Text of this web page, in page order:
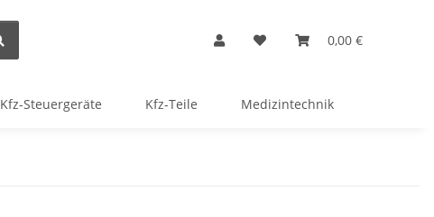
0,00 €
Kfz-Steuergeräte Kfz-Teile Medizintechnik